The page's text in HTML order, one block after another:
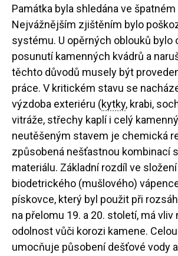
Památka byla shledána ve
Nejvážnějším zjištěním bylo
systému. U opěrných oblouků bylo
posunutí kamenných kvádrů a
těchto důvodů musely být
práce. V kritickém stavu se
výzdoba exteriéru (kytky, krabi,
vitráže, střechy kaplí i celý
neutěšeným stavem je chemická
způsobená nešťastnou kombinací
materiálu. Základní rozdíl ve
biodetrického (mušlového)
pískovce, který byl použit při
na přelomu 19. a 20. století, má vliv
odolnost vůči korozi kamene.
umocňuje působení dešťové vody